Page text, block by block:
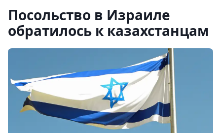
Посольство в Израиле
обратилось к казахстанцам